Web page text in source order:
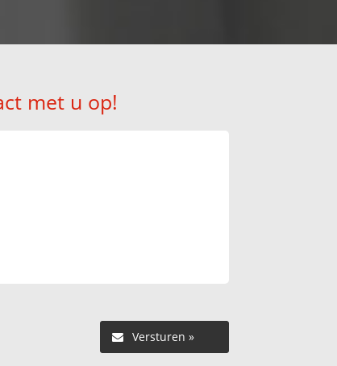
met u op!
Versturen »